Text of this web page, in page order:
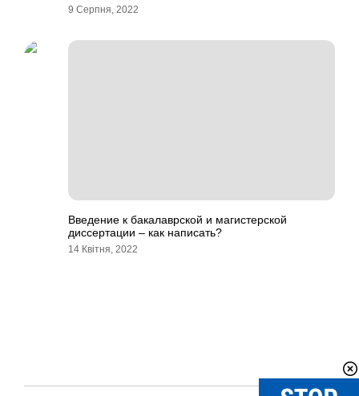
9 Серпня, 2022
Введение к бакалаврской и магистерской
диссертации – как написать?
14 Квітня, 2022